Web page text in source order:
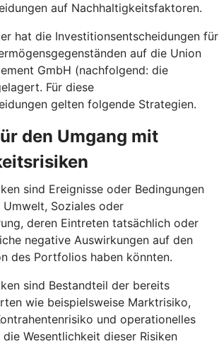
auf Nachhaltigkeitsfaktoren.
hat die Investitionsentscheidungen für
auf die Union
GmbH (nachfolgend: die
Für diese
gelten folgende Strategien.
den Umgang mit
sind Ereignisse oder Bedingungen
Umwelt, Soziales oder
deren Eintreten tatsächlich oder
negative Auswirkungen auf den
des Portfolios haben könnten.
sind Bestandteil der bereits
wie beispielsweise Marktrisiko,
und operationelles
Wesentlichkeit dieser Risiken